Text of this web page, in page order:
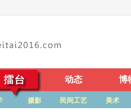
擂台 动态 博
摄影 民间工艺 美术